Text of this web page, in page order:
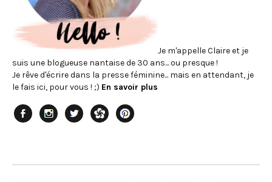
Je m'appelle Claire et je
suis une blogueuse nantaise de 30 ans... ou presque !
Je rêve d'écrire dans la presse féminine... mais en attendant, je
le fais ici, pour vous ! ;) En savoir plus